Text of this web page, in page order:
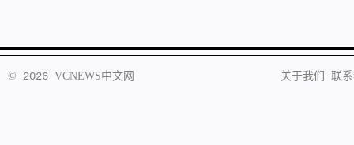
© 2026 VCNEWS中文网 关于我们 联